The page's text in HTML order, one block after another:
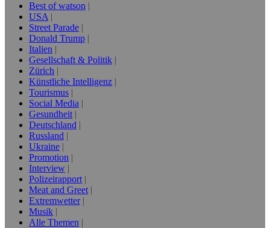
Best of watson
USA
Street Parade
Donald Trump
Italien
Gesellschaft & Politik
Zürich
Künstliche Intelligenz
Tourismus
Social Media
Gesundheit
Deutschland
Russland
Ukraine
Promotion
Interview
Polizeirapport
Meat and Greet
Extremwetter
Musik
Alle Themen